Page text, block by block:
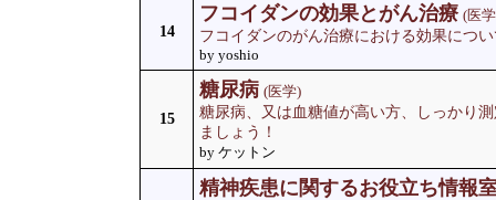
14
フコイダンの効果とがん治療 (医
フコイダンのがん治療における効果につ
by yoshio
15
糖尿病 (医学)
糖尿病、又は血糖値が高い方、しっかり
ましょう！
by ケットン
精神疾患に関するお役立ち情報